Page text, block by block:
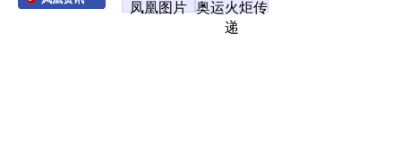
凤凰图片 奥运火炬传
递